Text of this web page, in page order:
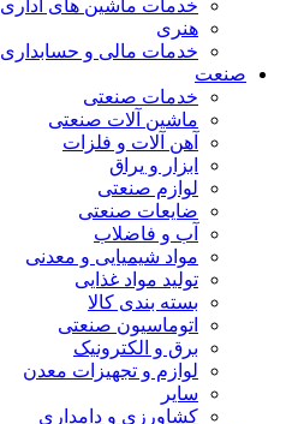
خدمات ماشین های اداری
هنری
خدمات مالی و حسابداری
صنعت
خدمات صنعتی
ماشین آلات صنعتی
آهن آلات و فلزات
ابزار و یراق
لوازم صنعتی
ضایعات صنعتی
آب و فاضلاب
مواد شیمیایی و معدنی
تولید مواد غذایی
بسته بندی کالا
اتوماسیون صنعتی
برق و الکترونیک
لوازم و تجهیزات معدن
سایر
کشاورزی و دامداری